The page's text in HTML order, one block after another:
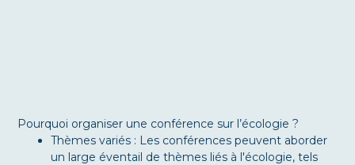
Pourquoi organiser une conférence sur l’écologie ?
Thèmes variés : Les conférences peuvent aborder
un large éventail de thèmes liés à l'écologie, tels